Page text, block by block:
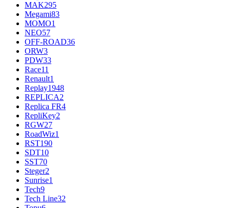
MAK295
Megami83
MOMO1
NEO57
OFF-ROAD36
ORW3
PDW33
Race11
Renault1
Replay1948
REPLICA2
Replica FR4
RepliKey2
RGW27
RoadWiz1
RST190
SDT10
SST70
Steger2
Sunrise1
Tech9
Tech Line32